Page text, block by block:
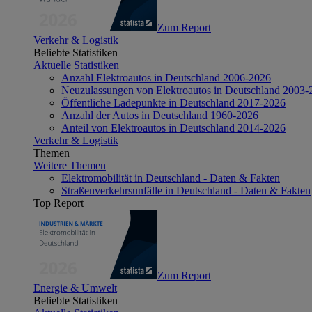
Zum Report
Verkehr & Logistik
Beliebte Statistiken
Aktuelle Statistiken
Anzahl Elektroautos in Deutschland 2006-2026
Neuzulassungen von Elektroautos in Deutschland 2003-
Öffentliche Ladepunkte in Deutschland 2017-2026
Anzahl der Autos in Deutschland 1960-2026
Anteil von Elektroautos in Deutschland 2014-2026
Verkehr & Logistik
Themen
Weitere Themen
Elektromobilität in Deutschland - Daten & Fakten
Straßenverkehrsunfälle in Deutschland - Daten & Fakten
Top Report
Zum Report
Energie & Umwelt
Beliebte Statistiken